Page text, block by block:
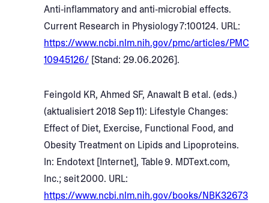
Anti‑inflammatory and anti‑microbial effects.
Current Research in Physiology 7:100124. URL:
https://www.ncbi.nlm.nih.gov/pmc/articles/PMC
10945126/ [Stand: 29.06.2026].
Feingold KR, Ahmed SF, Anawalt B et al. (eds.)
(aktualisiert 2018 Sep 11): Lifestyle Changes:
Effect of Diet, Exercise, Functional Food, and
Obesity Treatment on Lipids and Lipoproteins.
In: Endotext [Internet], Table 9. MDText.com,
Inc.; seit 2000. URL:
https://www.ncbi.nlm.nih.gov/books/NBK32673